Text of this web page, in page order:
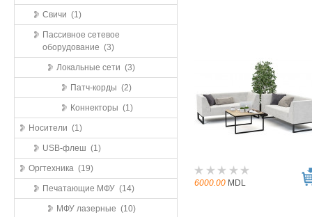
Свичи (1)
Пассивное сетевое
оборудование (3)
Локальные сети (3)
Патч-корды (2)
Коннекторы (1)
Носители (1)
USB-флеш (1)
Оргтехника (19)
Печатающие МФУ (14)
МФУ лазерные (10)
6000.00 MDL